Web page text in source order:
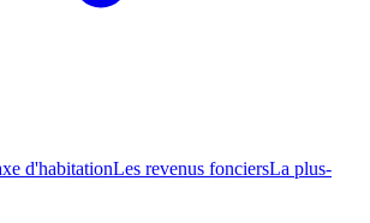
d'habitationLes revenus fonciersLa plus-